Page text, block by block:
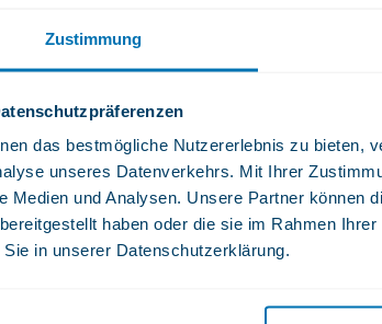
Zustimmung
das bestmögliche Nutzererlebnis zu bieten,
unseres Datenverkehrs. Mit Ihrer
Medien und Analysen. Unsere Partner können
haben oder die sie im Rahmen
Sie in unserer Datenschutzerklärung.